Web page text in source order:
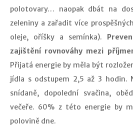
polotovary… naopak dbát na
zeleniny a zařadit více
oleje, oříšky a semínka).
zajištění rovnováhy mezi
Přijatá energie by měla být
jídla s odstupem 2,5 až 3 hodin.
snídaně, dopolední svačina,
večeře. 60% z této energie by
polovině dne.